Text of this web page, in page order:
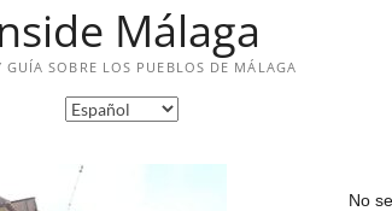
Málaga
GUÍA SOBRE LOS PUEBLOS DE MÁLAGA
No